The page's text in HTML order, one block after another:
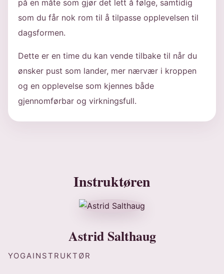
på en måte som gjør det lett å følge, samtidig
som du får nok rom til å tilpasse opplevelsen til
dagsformen.
Dette er en time du kan vende tilbake til når du
ønsker pust som lander, mer nærvær i kroppen
og en opplevelse som kjennes både
gjennomførbar og virkningsfull.
Instruktøren
Astrid Salthaug
YOGAINSTRUKTØR